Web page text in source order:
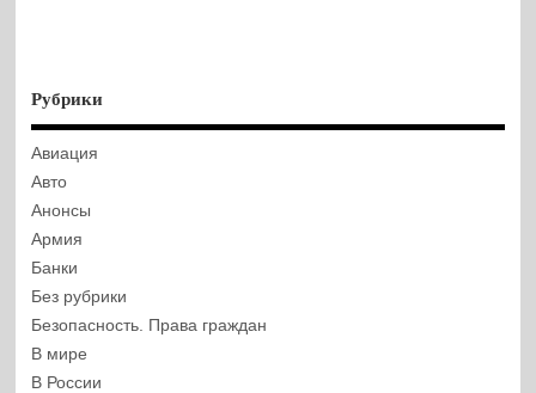
Рубрики
Авиация
Авто
Анонсы
Армия
Банки
Без рубрики
Безопасность. Права граждан
В мире
В России